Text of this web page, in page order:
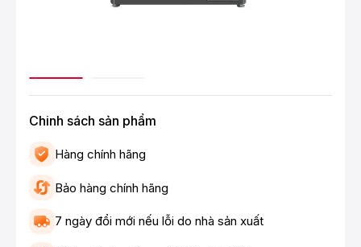
Chinh sách sản phẩm
Hàng chính hãng
Bảo hàng chính hãng
7 ngày đổi mới nếu lỗi do nhà sản xuất